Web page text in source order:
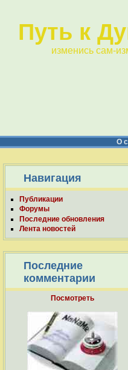
Путь к
изменись сам-
О
Навигация
Публикации
Форумы
Последние обновления
Лента новостей
Последние
комментарии
Посмотреть